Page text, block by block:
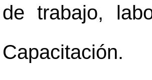
de trabajo,
Capacitación.